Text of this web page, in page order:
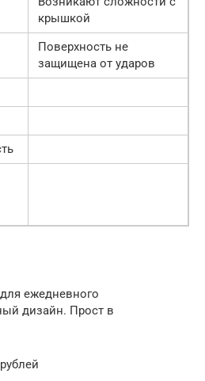
крышкой
Поверхность не
защищена от ударов
ежедневного
дизайн. Прост в